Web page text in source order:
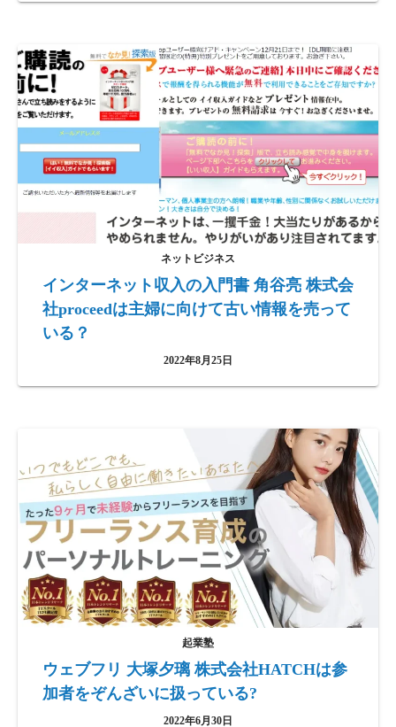
ネットビジネス
インターネット収入の入門書 角谷亮 株式会
社proceedは主婦に向けて古い情報を売って
いる？
2022年8月25日
起業塾
ウェブフリ 大塚夕璃 株式会社HATCHは参
加者をぞんざいに扱っている?
2022年6月30日